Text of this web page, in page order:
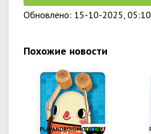
Обновлено: 15-10-2025, 05:10
Похожие новости